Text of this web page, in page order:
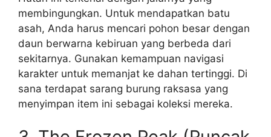
membingungkan. Untuk mendapatkan batu
asah, Anda harus mencari pohon besar dengan
daun berwarna kebiruan yang berbeda dari
sekitarnya. Gunakan kemampuan navigasi
karakter untuk memanjat ke dahan tertinggi. Di
sana terdapat sarang burung raksasa yang
menyimpan item ini sebagai koleksi mereka.